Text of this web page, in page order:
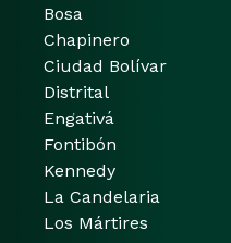
Bosa
Chapinero
Ciudad Bolívar
Distrital
Engativá
Fontibón
Kennedy
La Candelaria
Los Mártires